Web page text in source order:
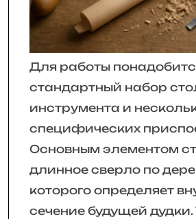
Для работы
стандартный набор
инструмента и
специфических
Основным элементом
длинное сверло по
которого определяет
сечение будущей